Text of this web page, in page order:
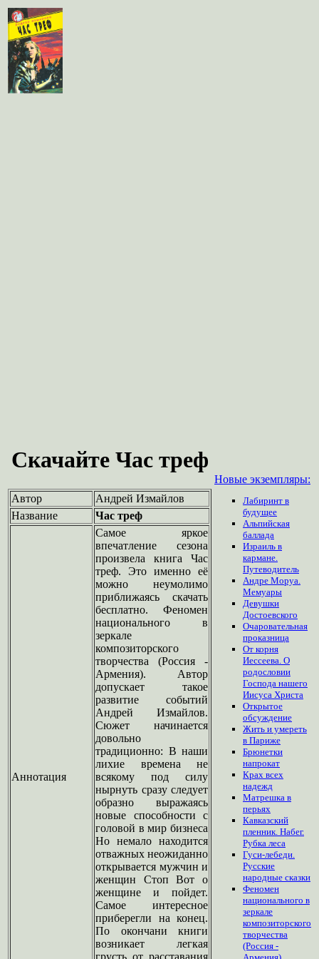
Скачайте Час треф
Автор
Андрей Измайлов
Название
Час треф
Аннотация
Самое яркое
впечатление сезона
произвела книга Час
треф. Это именно её
можно неумолимо
приближаясь скачать
бесплатно. Феномен
национального в
зеркале
композиторского
творчества (Россия -
Армения). Автор
допускает такое
развитие событий
Андрей Измайлов.
Сюжет начинается
довольно
традиционно: В наши
лихие времена не
всякому под силу
нырнуть сразу следует
образно выражаясь
новые способности с
головой в мир бизнеса
Но немало находится
отважных неожиданно
открывается мужчин и
женщин Стоп Вот о
женщине и пойдет.
Самое интересное
приберегли на конец.
По окончани книги
возникает легкая
грусть от расставания
Новые экземпляры:
Лабиринт в
будущее
Альпийская
баллада
Израиль в
кармане.
Путеводитель
Андре Моруа.
Мемуары
Девушки
Достоевского
Очаровательная
проказница
От корня
Иессеева. О
родословии
Господа нашего
Иисуса Христа
Открытое
обсуждение
Жить и умереть
в Париже
Брюнетки
напрокат
Крах всех
надежд
Матрешка в
перьях
Кавказский
пленник. Набег.
Рубка леса
Гуси-лебеди.
Русские
народные сказки
Феномен
национального в
зеркале
композиторского
творчества
(Россия -